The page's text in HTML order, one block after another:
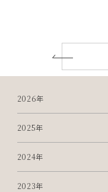
2026年
2025年
2024年
2023年